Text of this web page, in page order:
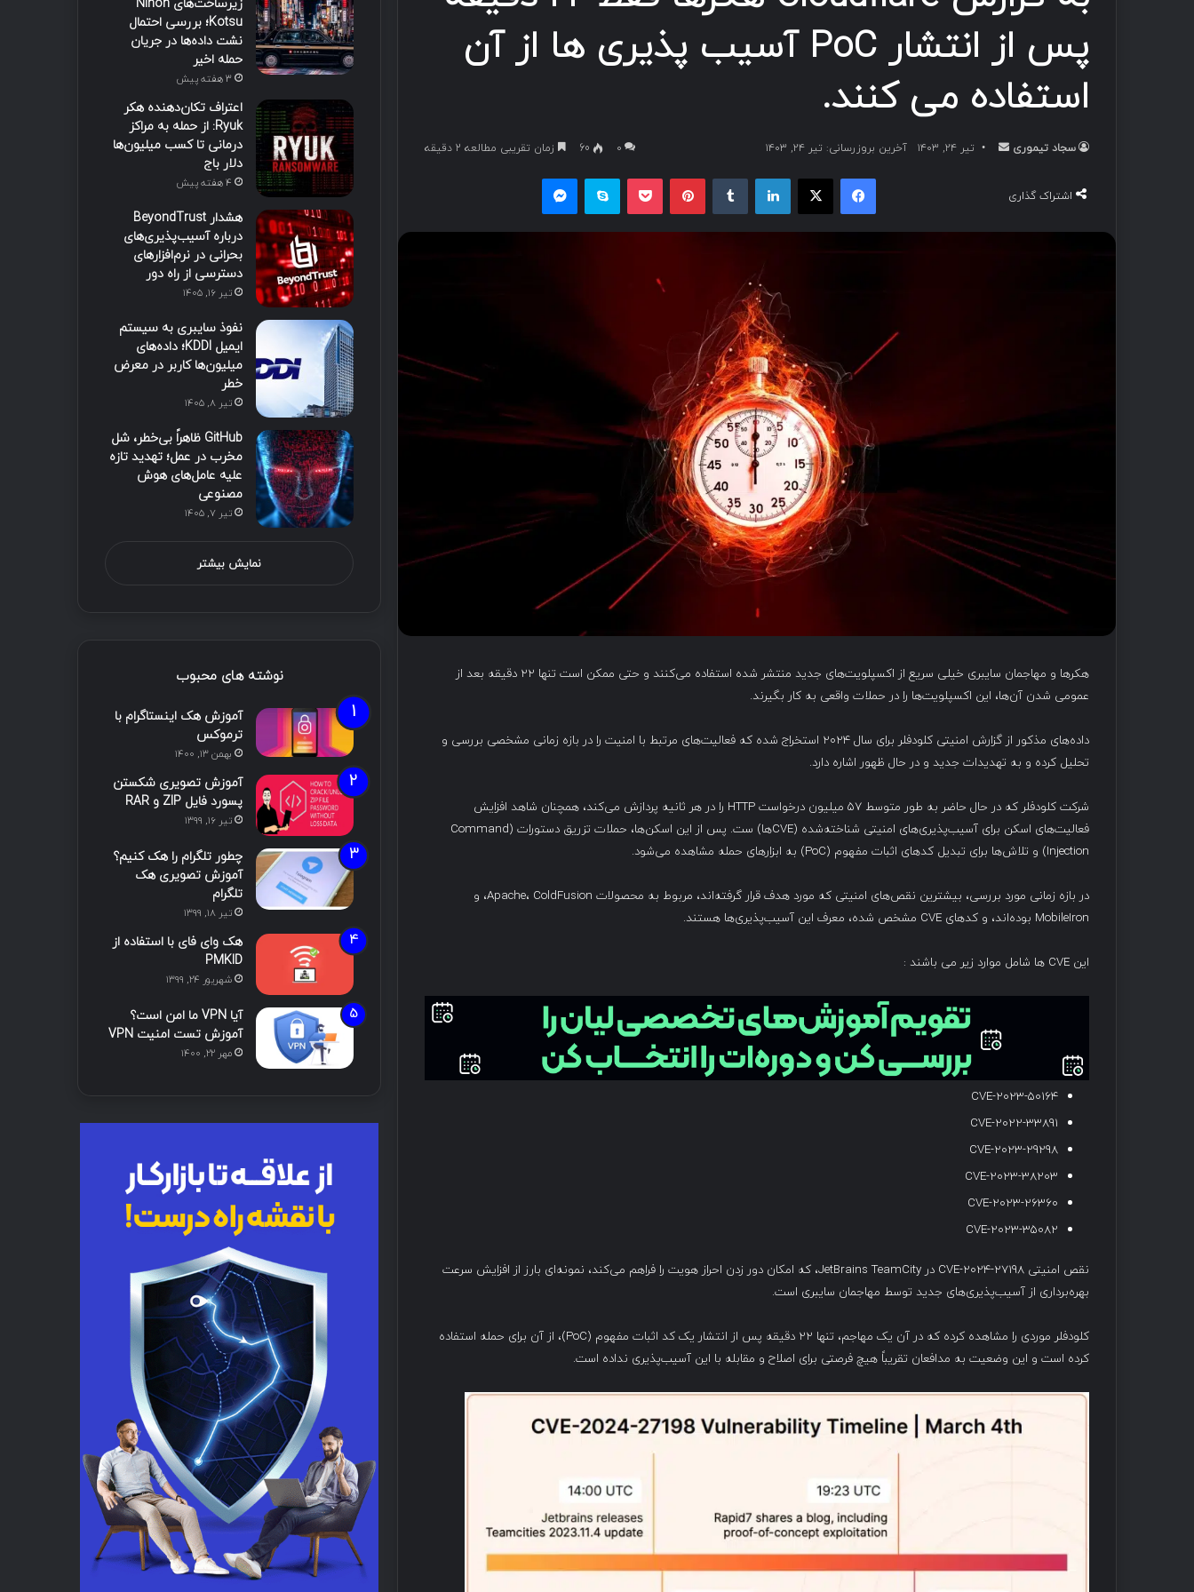
پس از انتشار PoC آسیب پذیری ها از آن
استفاده می کنند.
سجاد تیموری
ل
تیر ۲۴, ۱۴۰۳ آخرین بروزرسانی: تیر ۲۴, ۱۴۰۳ ۰ 60 زمان تقریبی مطالعه 2 دقیقه
اشتراک گذاری
فیسبوک ایکس لینکداین پینتریست پاکت اسکایپ
هکرها و مهاجمان سایبری خیلی سریع از اکسپلویت‌های جدید منتشر شده استفاده می‌کنند و حتی ممکن است تنها ۲۲ دقیقه بعد از
عمومی شدن آن‌ها، این اکسپلویت‌ها را در حملات واقعی به کار بگیرند.
داده‌های مذکور از گزارش امنیتی کلودفلر برای سال ۲۰۲۴ استخراج شده که فعالیت‌های مرتبط با امنیت را در بازه زمانی مشخصی بررسی و
تحلیل کرده و به تهدیدات جدید و در حال ظهور اشاره دارد.
شرکت کلودفلر که در حال حاضر به طور متوسط ۵۷ میلیون درخواست HTTP را در هر ثانیه پردازش می‌کند، همچنان شاهد افزایش
فعالیت‌های اسکن برای آسیب‌پذیری‌های امنیتی شناخته‌شده (CVEها) ست. پس از این اسکن‌ها، حملات تزریق دستورات (Command
Injection) و تلاش‌ها برای تبدیل کدهای اثبات مفهوم (PoC) به ابزارهای حمله مشاهده می‌شود.
در بازه زمانی مورد بررسی، بیشترین نقص‌های امنیتی که مورد هدف قرار گرفته‌اند، مربوط به محصولات Apache، ColdFusion، و
MobileIron بوده‌اند، و کدهای CVE مشخص شده، معرف این آسیب‌پذیری‌ها هستند.
این CVE ها شامل موارد زیر می باشند :
CVE-2023-50164
CVE-2022-33891
CVE-2023-29298
CVE-2023-38203
CVE-2023-26360
CVE-2023-35082
نقص امنیتی CVE-2024-27198 در JetBrains TeamCity، که امکان دور زدن احراز هویت را فراهم می‌کند، نمونه‌ای بارز از افزایش سرعت
بهره‌برداری از آسیب‌پذیری‌های جدید توسط مهاجمان سایبری است.
کلودفلر موردی را مشاهده کرده که در آن یک مهاجم، تنها ۲۲ دقیقه پس از انتشار یک کد اثبات مفهوم (PoC)، از آن برای حمله استفاده
کرده است و این وضعیت به مدافعان تقریباً هیچ فرصتی برای اصلاح و مقابله با این آسیب‌پذیری نداده است.
زیرساخت‌های Nihon
Kotsu؛ بررسی احتمال
نشت داده‌ها در جریان
حمله اخیر
3 هفته پیش
اعتراف تکان‌دهنده هکر
Ryuk: از حمله به مراکز
درمانی تا کسب میلیون‌ها
دلار باج
4 هفته پیش
هشدار BeyondTrust
درباره آسیب‌پذیری‌های
بحرانی در نرم‌افزارهای
دسترسی از راه دور
تیر ۱۶, ۱۴۰۵
نفوذ سایبری به سیستم
ایمیل KDDI؛ داده‌های
میلیون‌ها کاربر در معرض
خطر
تیر ۸, ۱۴۰۵
GitHub ظاهراً بی‌خطر، شل
مخرب در عمل؛ تهدید تازه
علیه عامل‌های هوش
مصنوعی
تیر ۷, ۱۴۰۵
نمایش بیشتر
نوشته های محبوب
آموزش هک اینستاگرام با
ترموکس
بهمن ۱۳, ۱۴۰۰
آموزش تصویری شکستن
پسورد فایل ZIP و RAR
تیر ۱۶, ۱۳۹۹
چطور تلگرام را هک کنیم؟
آموزش تصویری هک
تلگرام
تیر ۱۸, ۱۳۹۹
هک وای فای با استفاده از
PMKID
شهریور ۲۴, ۱۳۹۹
آیا VPN ما امن است؟
آموزش تست امنیت VPN
مهر ۲۲, ۱۴۰۰